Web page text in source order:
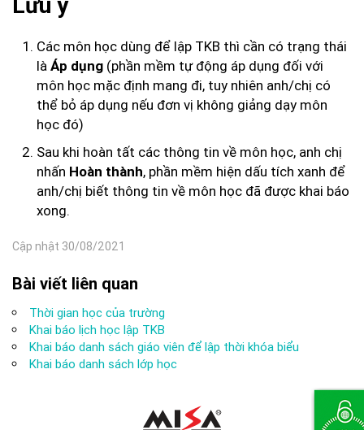
Các môn học dùng để lập TKB thì cần có trạng thái
là Áp dụng (phần mềm tự động áp dụng đối với
môn học mặc định mang đi, tuy nhiên anh/chị có
thể bỏ áp dụng nếu đơn vị không giảng dạy môn
học đó)
Sau khi hoàn tất các thông tin về môn học, anh chị
nhấn Hoàn thành, phần mềm hiện dấu tích xanh để
anh/chị biết thông tin về môn học đã được khai báo
xong.
Cập nhật 30/08/2021
Bài viết liên quan
Thời gian học của trường
Khai báo lịch học lập TKB
Khai báo danh sách giáo viên để lập thời khóa biểu
Khai báo danh sách lớp học